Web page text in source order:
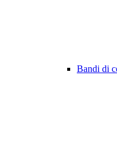
Bandi di